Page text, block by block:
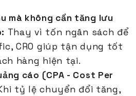
mà không cần tăng lưu
Thay vì tốn ngân sách để
CRO giúp tận dụng tốt
hàng hiện tại.
cáo (CPA - Cost Per
tỷ lệ chuyển đổi tăng,